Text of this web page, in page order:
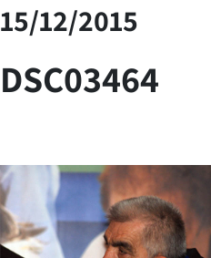
15/12/2015
DSC03464